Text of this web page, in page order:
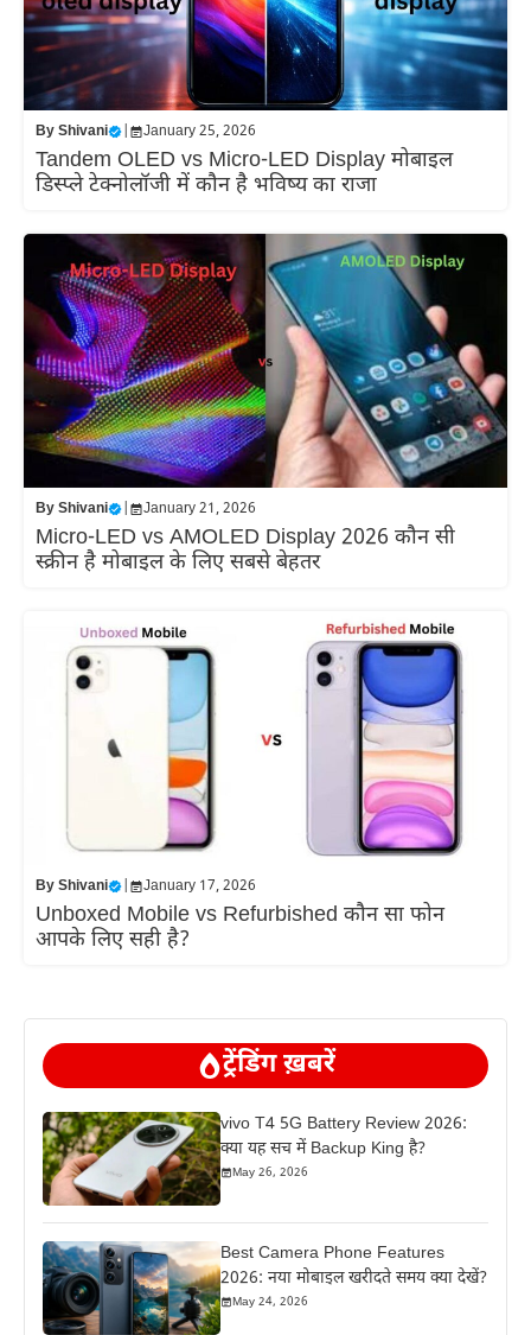
ByShivani January 25, 2026
Tandem OLED vs Micro-LED Display मोबाइल
डिस्प्ले टेक्नोलॉजी में कौन है भविष्य का राजा
ByShivani January 21, 2026
Micro-LED vs AMOLED Display 2026 कौन सी
स्क्रीन है मोबाइल के लिए सबसे बेहतर
ByShivani January 17, 2026
Unboxed Mobile vs Refurbished कौन सा फोन
आपके लिए सही है?
ट्रेंडिंग ख़बरें
vivo T4 5G Battery Review 2026:
क्या यह सच में Backup King है?
May 26, 2026
Best Camera Phone Features
2026: नया मोबाइल खरीदते समय क्या देखें?
May 24, 2026